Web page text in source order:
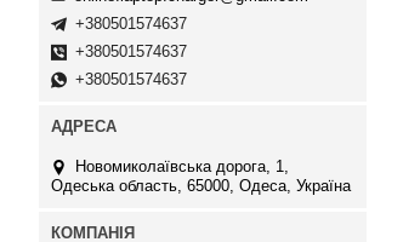
+380501574637
+380501574637
+380501574637
Новомиколаївська дорога, 1,
Одеська область, 65000, Одеса, Україна